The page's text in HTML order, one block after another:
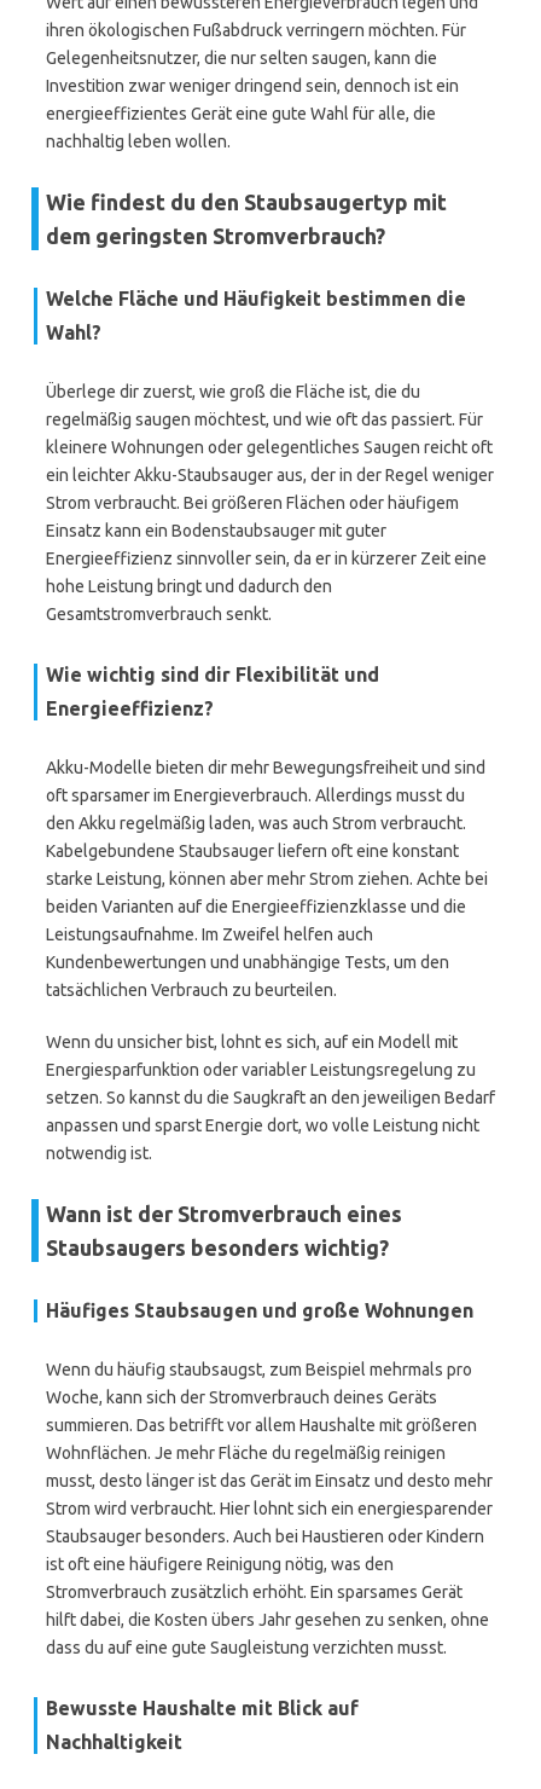
ihren ökologischen Fußabdruck verringern möchten. Für
Gelegenheitsnutzer, die nur selten saugen, kann die
Investition zwar weniger dringend sein, dennoch ist ein
energieeffizientes Gerät eine gute Wahl für alle, die
nachhaltig leben wollen.
Wie findest du den Staubsaugertyp mit
dem geringsten Stromverbrauch?
Welche Fläche und Häufigkeit bestimmen die
Wahl?
Überlege dir zuerst, wie groß die Fläche ist, die du
regelmäßig saugen möchtest, und wie oft das passiert. Für
kleinere Wohnungen oder gelegentliches Saugen reicht oft
ein leichter Akku-Staubsauger aus, der in der Regel weniger
Strom verbraucht. Bei größeren Flächen oder häufigem
Einsatz kann ein Bodenstaubsauger mit guter
Energieeffizienz sinnvoller sein, da er in kürzerer Zeit eine
hohe Leistung bringt und dadurch den
Gesamtstromverbrauch senkt.
Wie wichtig sind dir Flexibilität und
Energieeffizienz?
Akku-Modelle bieten dir mehr Bewegungsfreiheit und sind
oft sparsamer im Energieverbrauch. Allerdings musst du
den Akku regelmäßig laden, was auch Strom verbraucht.
Kabelgebundene Staubsauger liefern oft eine konstant
starke Leistung, können aber mehr Strom ziehen. Achte bei
beiden Varianten auf die Energieeffizienzklasse und die
Leistungsaufnahme. Im Zweifel helfen auch
Kundenbewertungen und unabhängige Tests, um den
tatsächlichen Verbrauch zu beurteilen.
Wenn du unsicher bist, lohnt es sich, auf ein Modell mit
Energiesparfunktion oder variabler Leistungsregelung zu
setzen. So kannst du die Saugkraft an den jeweiligen Bedarf
anpassen und sparst Energie dort, wo volle Leistung nicht
notwendig ist.
Wann ist der Stromverbrauch eines
Staubsaugers besonders wichtig?
Häufiges Staubsaugen und große Wohnungen
Wenn du häufig staubsaugst, zum Beispiel mehrmals pro
Woche, kann sich der Stromverbrauch deines Geräts
summieren. Das betrifft vor allem Haushalte mit größeren
Wohnflächen. Je mehr Fläche du regelmäßig reinigen
musst, desto länger ist das Gerät im Einsatz und desto mehr
Strom wird verbraucht. Hier lohnt sich ein energiesparender
Staubsauger besonders. Auch bei Haustieren oder Kindern
ist oft eine häufigere Reinigung nötig, was den
Stromverbrauch zusätzlich erhöht. Ein sparsames Gerät
hilft dabei, die Kosten übers Jahr gesehen zu senken, ohne
dass du auf eine gute Saugleistung verzichten musst.
Bewusste Haushalte mit Blick auf
Nachhaltigkeit